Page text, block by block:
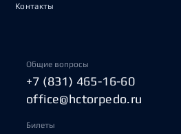
Контакты
Общие вопросы
+7 (831) 465-16-60
office@hctorpedo.ru
Билеты